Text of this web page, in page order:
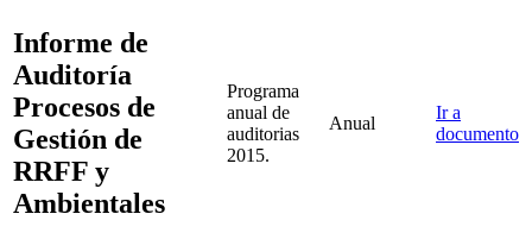
Informe de
Auditoría
Procesos de
Gestión de
RRFF y
Ambientales
Programa
anual de
auditorias
2015.
Anual
Ir a
documento